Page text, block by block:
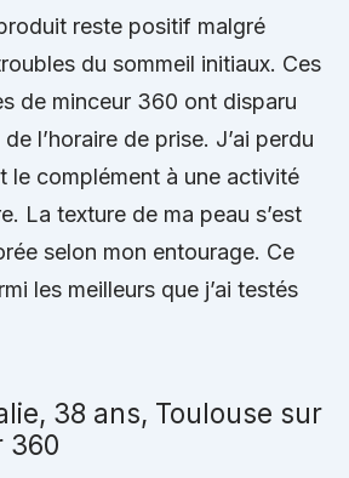
reste positif malgré
du sommeil initiaux. Ces
de minceur 360 ont disparu
l’horaire de prise. J’ai perdu
le complément à une activité
La texture de ma peau s’est
selon mon entourage. Ce
les meilleurs que j’ai testés
38 ans, Toulouse sur
360